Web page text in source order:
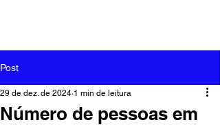
Post
Número de pessoas em
29 de dez. de 2024 1 min de leitura